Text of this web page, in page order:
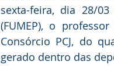
sexta-feira, dia 28/
(FUMEP), o
Consórcio PCJ, do
gerado dentro das